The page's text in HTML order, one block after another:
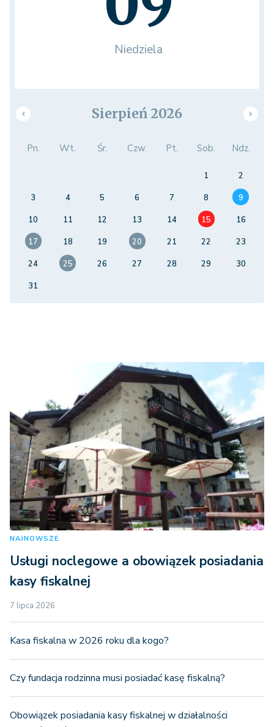
Niedziela
Sierpień 2026
Pn. Wt. Śr. Czw. Pt. Sob. Ndz.
1
2
3
4 5 6 7 8
9
10
11 12 13 14 15
16
17
18 19 20 21 22
23
24
25 26 27 28 29
30
31
NAJNOWSZE
Usługi noclegowe a obowiązek posiadania
kasy fiskalnej
7 lipca 2026
Kasa fiskalna w 2026 roku dla kogo?
Czy fundacja rodzinna musi posiadać kasę fiskalną?
Obowiązek posiadania kasy fiskalnej w działalności